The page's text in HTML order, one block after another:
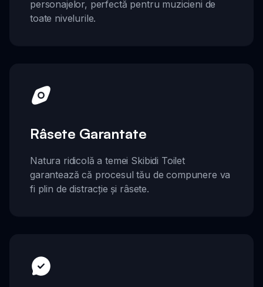
personajelor, perfectă pentru muzicieni de
toate nivelurile.
Râsete Garantate
Natura ridicolă a temei Skibidi Toilet
garantează că procesul tău de compunere va
fi plin de distracție și râsete.